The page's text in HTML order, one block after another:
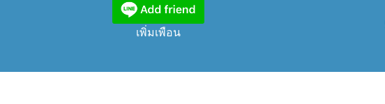
เพิ่มเพือน